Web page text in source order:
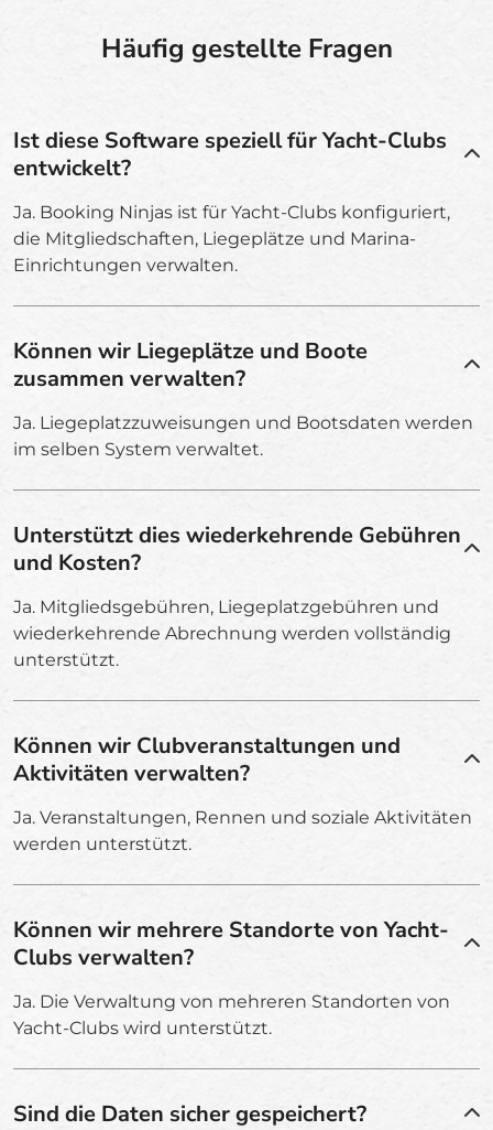
Häufig gestellte Fragen
Ist diese Software speziell für Yacht-Clubs
entwickelt?
Ja. Booking Ninjas ist für Yacht-Clubs konfiguriert,
die Mitgliedschaften, Liegeplätze und Marina-
Einrichtungen verwalten.
Können wir Liegeplätze und Boote
zusammen verwalten?
Ja. Liegeplatzzuweisungen und Bootsdaten werden
im selben System verwaltet.
Unterstützt dies wiederkehrende Gebühren
und Kosten?
Ja. Mitgliedsgebühren, Liegeplatzgebühren und
wiederkehrende Abrechnung werden vollständig
unterstützt.
Können wir Clubveranstaltungen und
Aktivitäten verwalten?
Ja. Veranstaltungen, Rennen und soziale Aktivitäten
werden unterstützt.
Können wir mehrere Standorte von Yacht-
Clubs verwalten?
Ja. Die Verwaltung von mehreren Standorten von
Yacht-Clubs wird unterstützt.
Sind die Daten sicher gespeichert?